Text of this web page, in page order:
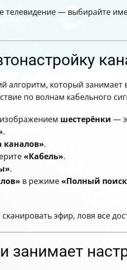
телевидение — выбирайте
алгоритм, который
по волнам кабельного
шестерёнки —
.
каналов».
«Кабель».
.
в режиме«Полный
эфир, ловя все
занимает